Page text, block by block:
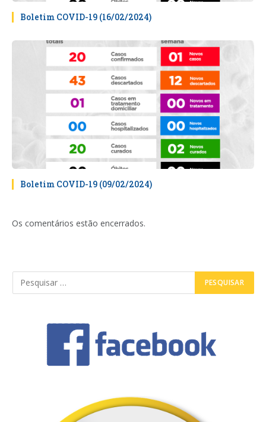
Boletim COVID-19 (16/02/2024)
Boletim COVID-19 (09/02/2024)
Os comentários estão encerrados.